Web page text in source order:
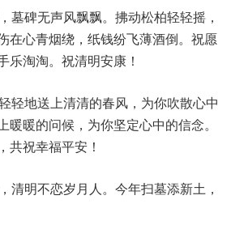
墓碑无声风飘飘。拂动松柏轻轻摇，
在心青烟绕，纸钱纷飞薄酒倒。祝愿
乐淘淘。祝清明安康！
轻地送上清清的春风，为你吹散心中
暖暖的问候，为你坚定心中的信念。
共祝幸福平安！
清明不恋岁月人。今年扫墓添新土，